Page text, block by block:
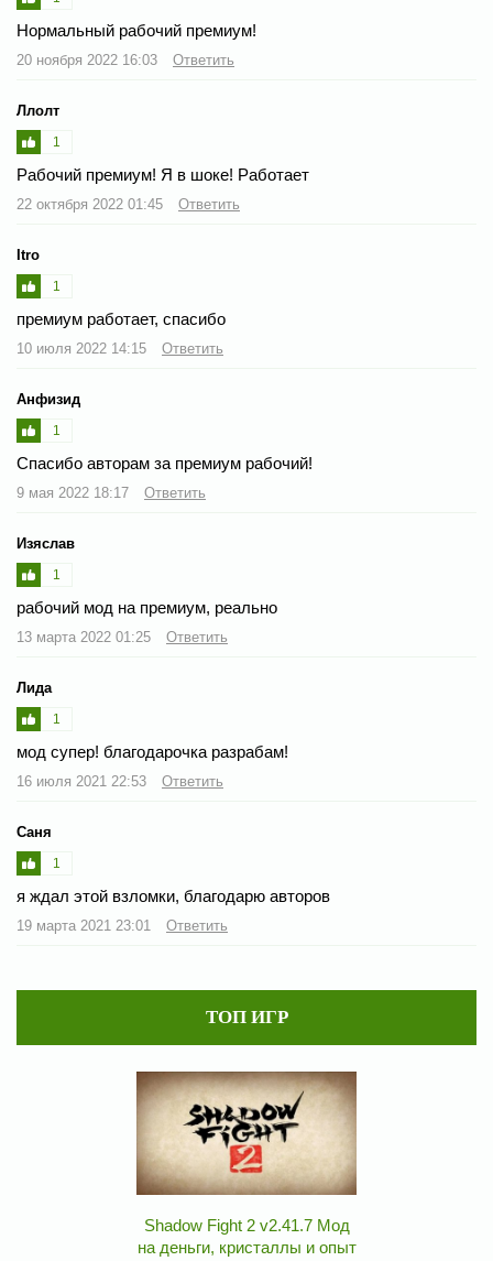
Нормальный рабочий премиум!
20 ноября 2022 16:03 Ответить
Ллолт
1
Рабочий премиум! Я в шоке! Работает
22 октября 2022 01:45 Ответить
Itro
1
премиум работает, спасибо
10 июля 2022 14:15 Ответить
Анфизид
1
Спасибо авторам за премиум рабочий!
9 мая 2022 18:17 Ответить
Изяслав
1
рабочий мод на премиум, реально
13 марта 2022 01:25 Ответить
Лида
1
мод супер! благодарочка разрабам!
16 июля 2021 22:53 Ответить
Саня
1
я ждал этой взломки, благодарю авторов
19 марта 2021 23:01 Ответить
ТОП ИГР
Shadow Fight 2 v2.41.7 Мод
на деньги, кристаллы и опыт